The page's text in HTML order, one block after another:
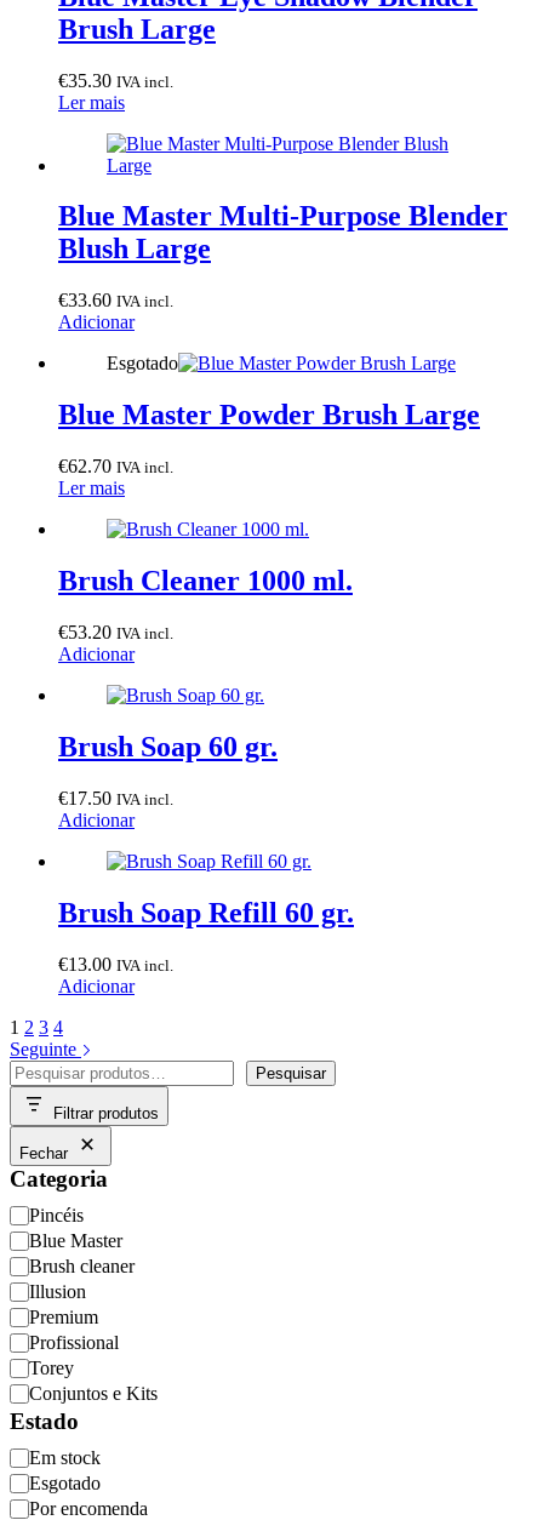
Brush Large
€35.30 IVA incl.
Ler mais
Blue Master Multi-Purpose Blender
Blush Large
€33.60 IVA incl.
Adicionar
Esgotado
Blue Master Powder Brush Large
€62.70 IVA incl.
Ler mais
Brush Cleaner 1000 ml.
€53.20 IVA incl.
Adicionar
Brush Soap 60 gr.
€17.50 IVA incl.
Adicionar
Brush Soap Refill 60 gr.
€13.00 IVA incl.
Adicionar
1 2 3 4
Seguinte
Pesquisar
Pesquisar
Filtrar produtos
Fechar
Categoria
Categoria
Pincéis
Blue Master
Brush cleaner
Illusion
Premium
Profissional
Torey
Conjuntos e Kits
Estado
Disponibilidade
Em stock
Esgotado
Por encomenda